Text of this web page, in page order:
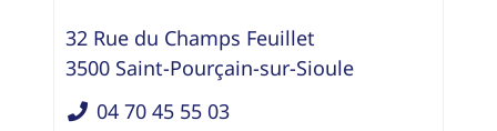
32 Rue du Champs Feuillet
3500 Saint-Pourçain-sur-Sioule
04 70 45 55 03